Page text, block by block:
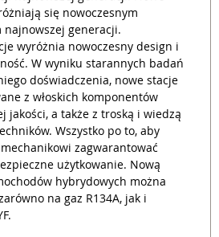
się nowoczesnym
najnowszej generacji.
wyróżnia nowoczesny design i
W wyniku starannych badań
doświadczenia, nowe stacje
z włoskich komponentów
jakości, a także z troską i wiedzą
Wszystko po to, aby
zagwarantować
użytkowanie. Nową
hybrydowych można
na gaz R134A, jak i